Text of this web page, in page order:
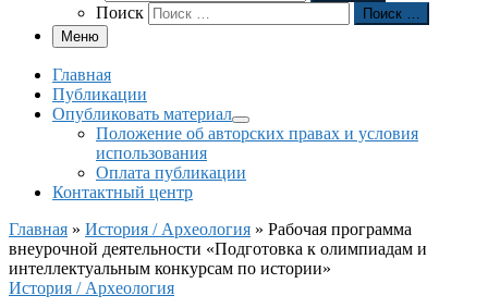
Поиск
Поиск …
Меню
Главная
Публикации
Опубликовать материал
Положение об авторских правах и условия
использования
Оплата публикации
Контактный центр
Главная » История / Археология » Рабочая программа
внеурочной деятельности «Подготовка к олимпиадам и
интеллектуальным конкурсам по истории»
История / Археология